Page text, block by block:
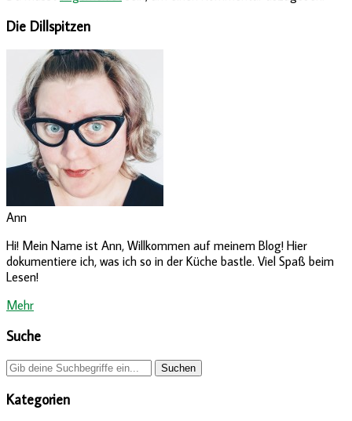
Die Dillspitzen
Ann
Hi! Mein Name ist Ann, Willkommen auf meinem Blog! Hier
dokumentiere ich, was ich so in der Küche bastle. Viel Spaß beim
Lesen!
Mehr
Suche
Kategorien